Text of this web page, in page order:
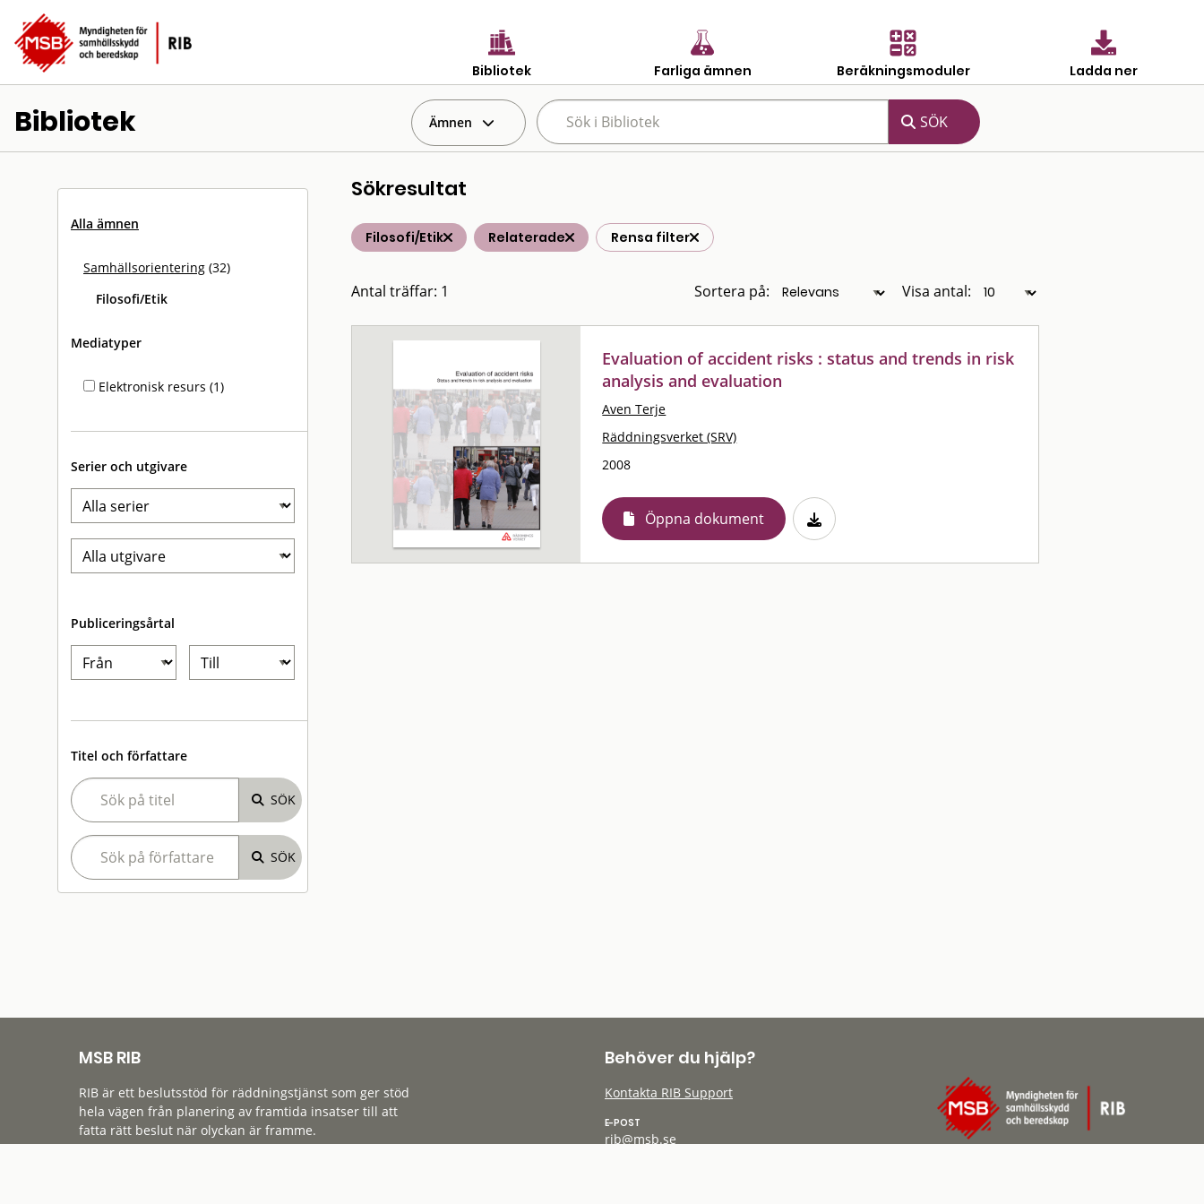
Bibliotek Farliga ämnen Beräkningsmoduler Ladda ner
Bibliotek Ämnen
Alla ämnen
Samhällsorientering (32)
Filosofi/Etik
Mediatyper
Elektronisk resurs (1)
Serier och utgivare
Publiceringsårtal
Titel och författare
Sökresultat
Filosofi/Etik Relaterade Rensa filter
Antal träffar: 1 Sortera på: Visa antal:
Evaluation of accident risks : status and trends in risk
analysis and evaluation
Aven Terje
Räddningsverket (SRV)
2008
Öppna dokument
MSB RIB
RIB är ett beslutsstöd för räddningstjänst som ger stöd
hela vägen från planering av framtida insatser till att
fatta rätt beslut när olyckan är framme.
Behöver du hjälp?
Kontakta RIB Support
E-POST
rib@msb.se